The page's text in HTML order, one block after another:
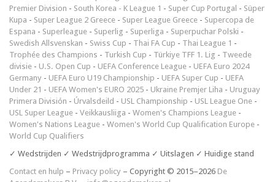
Premier Division - South Korea - K League 1 - Super Cup Portugal - Süper
Kupa - Super League 2 Greece - Super League Greece - Supercopa de
Espana - Superleague - Superlig - Superliga - Superpuchar Polski -
Swedish Allsvenskan - Swiss Cup - Thai FA Cup - Thai League 1 -
Trophée des Champions - Turkish Cup - Türkiye TFF 1. Lig - Tweede
divisie - U.S. Open Cup - UEFA Conference League - UEFA Euro 2024
Germany - UEFA Euro U19 Championship - UEFA Super Cup - UEFA
Under 21 - UEFA Women's EURO 2025 - Ukraine Premjer Liha - Uruguay
Primera División - Úrvalsdeild - USL Championship - USL League One -
USL Super League - Veikkausliiga - Women's Champions League -
Women's Nations League - Women's World Cup Qualification Europe -
World Cup Qualifiers
✓ Wedstrijden ✓ Wedstrijdprogramma ✓ Uitslagen ✓ Huidige stand
Contact en hulp – Privacy policy – Copyright © 2015–2026 De